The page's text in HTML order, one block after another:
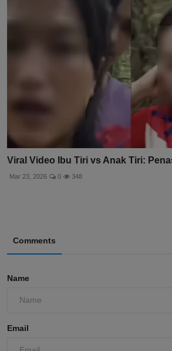
Viral Video Ibu Tiri vs Anak Tiri:
Mar 23, 2026 0 348
Comments
Name
Email